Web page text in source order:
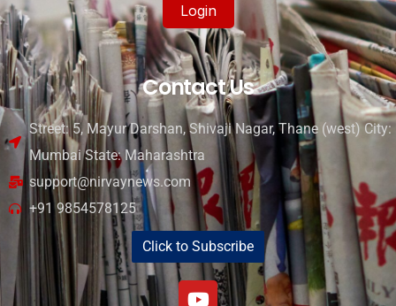
Login
Contact Us
Street: 5, Mayur Darshan, Shivaji Nagar, Thane (west) City:
Mumbai State: Maharashtra
support@nirvaynews.com
+91 9854578125
Click to Subscribe